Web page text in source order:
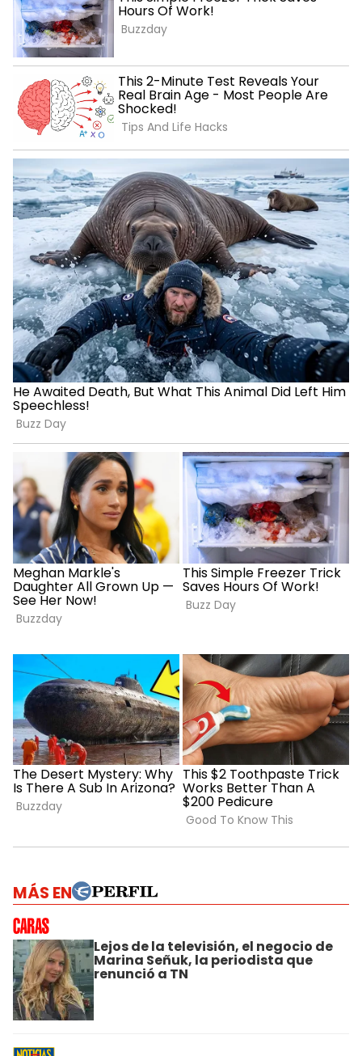
MÁS EN
Lejos de la televisión, el negocio de
Marina Señuk, la periodista que
renunció a TN